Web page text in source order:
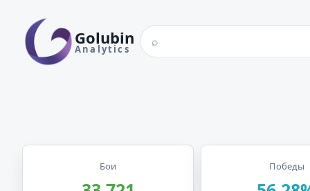
Golubin
Analytics
Поиск игрока по нику
⌕
Бои Победы